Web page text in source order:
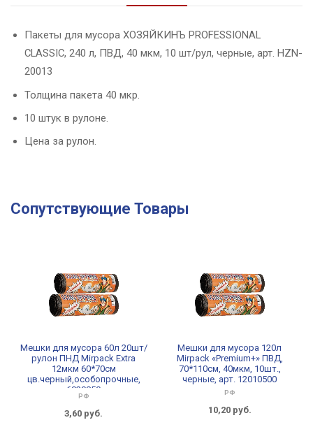
Пакеты для мусора ХОЗЯЙКИНЪ PROFESSIONAL
CLASSIC, 240 л, ПВД, 40 мкм, 10 шт/рул, черные, арт. HZN-
20013
Толщина пакета 40 мкр.
10 штук в рулоне.
Цена за рулон.
Сопутствующие Товары
Мешки для мусора 60л 20шт/
рулон ПНД Mirpack Extra
12мкм 60*70см
цв.черный,особопрочные,
6020850
РФ
3,60 руб.
Мешки для мусора 120л
Mirpack «Premium+» ПВД,
70*110см, 40мкм, 10шт.,
черные, арт. 12010500
РФ
10,20 руб.